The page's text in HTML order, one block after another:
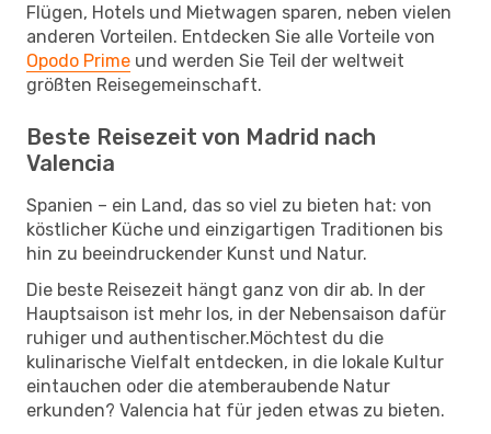
Flügen, Hotels und Mietwagen sparen, neben vielen
anderen Vorteilen. Entdecken Sie alle Vorteile von
Opodo Prime und werden Sie Teil der weltweit
größten Reisegemeinschaft.
Beste Reisezeit von Madrid nach
Valencia
Spanien – ein Land, das so viel zu bieten hat: von
köstlicher Küche und einzigartigen Traditionen bis
hin zu beeindruckender Kunst und Natur.
Die beste Reisezeit hängt ganz von dir ab. In der
Hauptsaison ist mehr los, in der Nebensaison dafür
ruhiger und authentischer.Möchtest du die
kulinarische Vielfalt entdecken, in die lokale Kultur
eintauchen oder die atemberaubende Natur
erkunden? Valencia hat für jeden etwas zu bieten.